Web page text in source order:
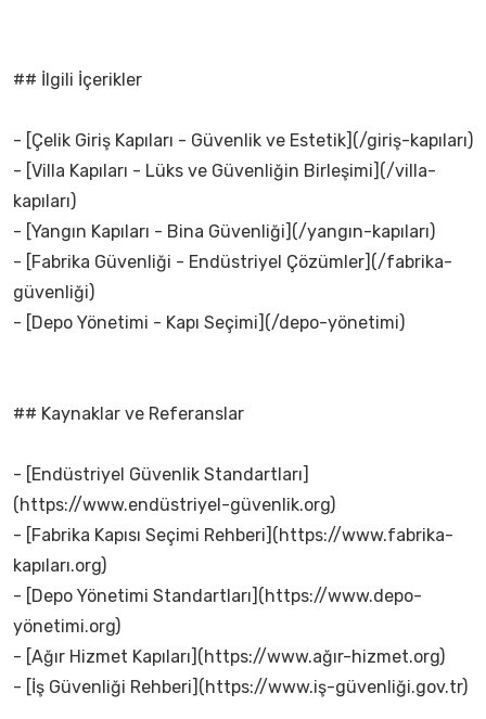
## İlgili İçerikler
- [Çelik Giriş Kapıları - Güvenlik ve Estetik](/giriş-kapıları)
- [Villa Kapıları - Lüks ve Güvenliğin Birleşimi](/villa-
kapıları)
- [Yangın Kapıları - Bina Güvenliği](/yangın-kapıları)
- [Fabrika Güvenliği - Endüstriyel Çözümler](/fabrika-
güvenliği)
- [Depo Yönetimi - Kapı Seçimi](/depo-yönetimi)
## Kaynaklar ve Referanslar
- [Endüstriyel Güvenlik Standartları]
(https://www.endüstriyel-güvenlik.org)
- [Fabrika Kapısı Seçimi Rehberi](https://www.fabrika-
kapıları.org)
- [Depo Yönetimi Standartları](https://www.depo-
yönetimi.org)
- [Ağır Hizmet Kapıları](https://www.ağır-hizmet.org)
- [İş Güvenliği Rehberi](https://www.iş-güvenliği.gov.tr)